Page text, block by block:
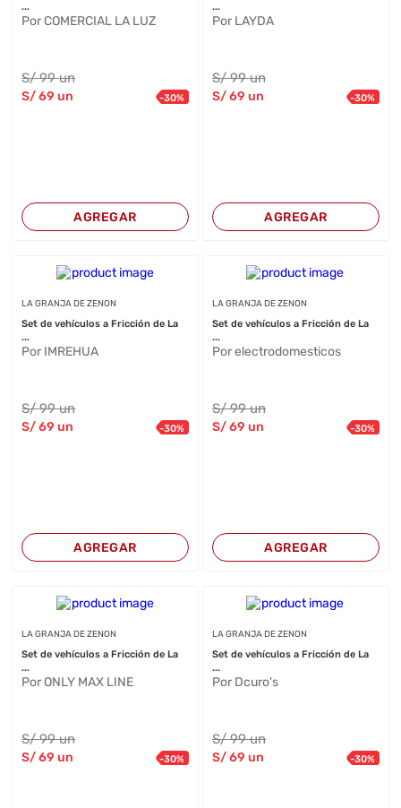
...
Por COMERCIAL LA LUZ
S/99 un
S/69 un -30%
AGREGAR
...
Por LAYDA
S/99 un
S/69 un -30%
AGREGAR
LA GRANJA DE ZENON
Set de vehículos a Fricción de La
...
Por IMREHUA
S/99 un
S/69 un -30%
AGREGAR
LA GRANJA DE ZENON
Set de vehículos a Fricción de La
...
Por electrodomesticos
S/99 un
S/69 un -30%
AGREGAR
LA GRANJA DE ZENON
Set de vehículos a Fricción de La
...
Por ONLY MAX LINE
S/99 un
S/69 un -30%
LA GRANJA DE ZENON
Set de vehículos a Fricción de La
...
Por Dcuro's
S/99 un
S/69 un -30%